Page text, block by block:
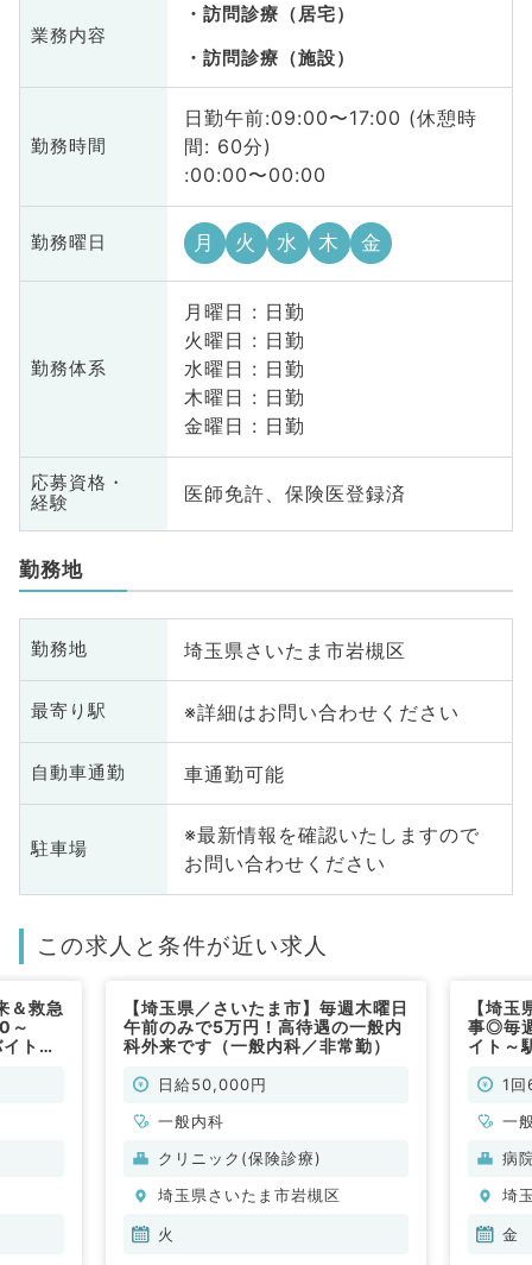
業務内容
訪問診療（居宅）
訪問診療（施設）
勤務時間
日勤午前:09:00〜17:00 (休憩時
間: 60分)
:00:00〜00:00
勤務曜日 月 火 水 木 金
勤務体系
月曜日 : 日勤
火曜日 : 日勤
水曜日 : 日勤
木曜日 : 日勤
金曜日 : 日勤
応募資格・
経験
医師免許、保険医登録済
勤務地
勤務地 埼玉県さいたま市岩槻区
最寄り駅 ※詳細はお問い合わせください
自動車通勤 車通勤可能
駐車場
※最新情報を確認いたしますので
お問い合わせください
この求人と条件が近い求人
＆救急
～
イト◎
【埼玉県／さいたま市】毎週木曜日
午前のみで5万円！高待遇の一般内
科外来です（一般内科／非常勤）
日給50,000円
一般内科
クリニック(保険診療)
埼玉県さいたま市岩槻区
火
【埼
事◎毎
イト～
1
一
病
埼
金